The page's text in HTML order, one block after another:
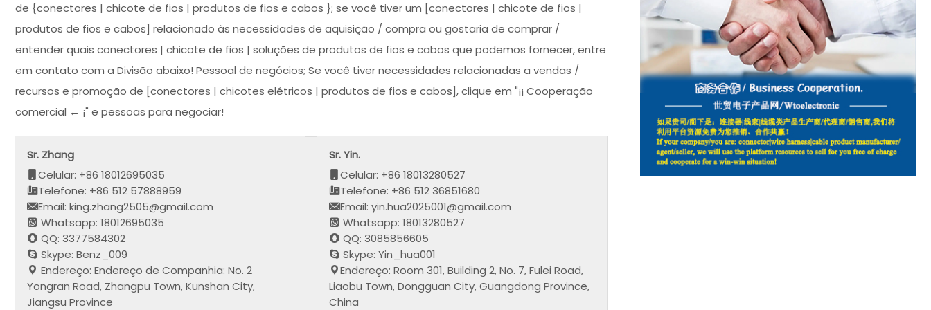
de {conectores | chicote de fios | produtos de fios e cabos }; se você tiver um [conectores | chicote de fios |
produtos de fios e cabos] relacionado às necessidades de aquisição / compra ou gostaria de comprar /
entender quais conectores | chicote de fios | soluções de produtos de fios e cabos que podemos fornecer, entre
em contato com a Divisão abaixo! Pessoal de negócios; Se você tiver necessidades relacionadas a vendas /
recursos e promoção de [conectores | chicotes elétricos | produtos de fios e cabos], clique em "¡¡ Cooperação
comercial ← ¡" e pessoas para negociar!
Sr. Zhang
Celular: +86 18012695035
Telefone: +86 512 57888959
Email: king.zhang2505@gmail.com
Whatsapp: 18012695035
QQ: 3377584302
Skype: Benz_009
Endereço: Endereço de Companhia: No. 2
Yongran Road, Zhangpu Town, Kunshan City,
Jiangsu Province
Sr. Yin.
Celular: +86 18013280527
Telefone: +86 512 36851680
Email: yin.hua2025001@gmail.com
Whatsapp: 18013280527
QQ: 3085856605
Skype: Yin_hua001
Endereço: Room 301, Building 2, No. 7, Fulei Road,
Liaobu Town, Dongguan City, Guangdong Province,
China